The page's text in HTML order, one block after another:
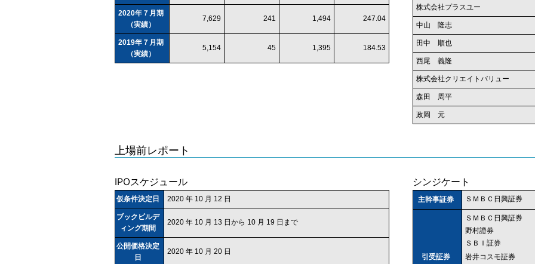
2020年７月期
（実績）
7,629 241 1,494 247.04
2019年７月期
（実績）
5,154 45 1,395 184.53
株式会社プラスユー
中山 隆志
田中 順也
西尾 義隆
株式会社クリエイトバリュー
森田 周平
政岡 元
上場前レポート
IPOスケジュール
仮条件決定日 2020 年 10 月 12 日
ブックビルデ
ィング期間
2020 年 10 月 13 日から 10 月 19 日まで
公開価格決定
日
2020 年 10 月 20 日
シンジケート
主幹事証券 ＳＭＢＣ日興証券
引受証券
ＳＭＢＣ日興証券
野村證券
ＳＢＩ証券
岩井コスモ証券